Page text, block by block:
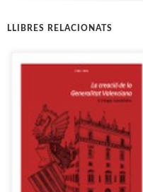
LLIBRES RELACIONATS